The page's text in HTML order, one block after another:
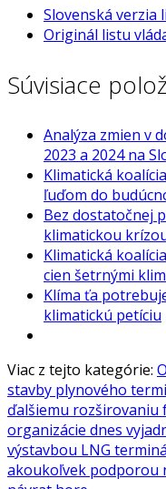
Slovenská verzia
Originál listu
Súvisiace
Analýza zmien v
2023 a 2024 na
Klimatická
ľuďom do
Bez dostatočnej
klimatickou
Klimatická
cien šetrnými
Klíma ťa
klimatickú petíciu
Viac z tejto kategórie:
stavby plynového
ďalšiemu
organizácie dnes
výstavbou LNG
akoukoľvek podporou